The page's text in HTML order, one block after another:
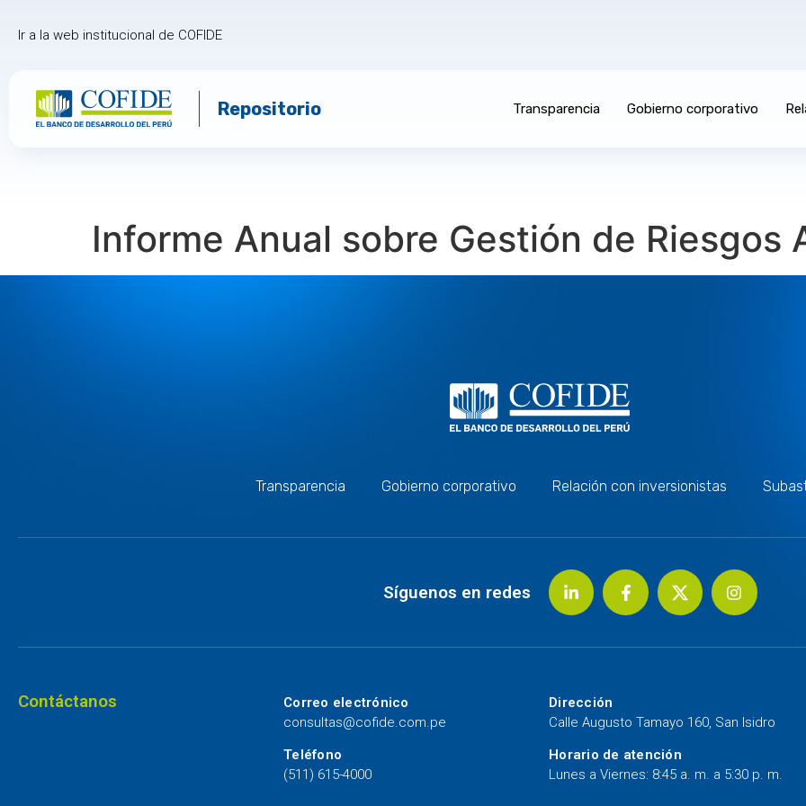
Ir a la web institucional de COFIDE
Repositorio Transparencia Gobierno corporativo
Informe Anual sobre Gestión de Riesgos
Transparencia Gobierno corporativo Relación con inversionistas
Síguenos en redes
Contáctanos
Correo electrónico
consultas@cofide.com.pe
Teléfono
(511) 615-4000
Dirección
Calle Augusto Tamayo 160, San Isidro
Horario de atención
Lunes a Viernes: 8:45 a. m. a 5:30 p. m.